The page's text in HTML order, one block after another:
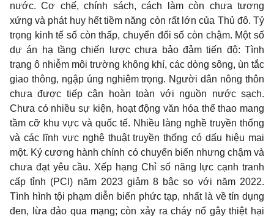
nước. Cơ chế, chính sách, cách làm còn chưa tương
xứng và phát huy hết tiềm năng còn rất lớn của Thủ đô. Tỷ
trọng kinh tế số còn thấp, chuyển đổi số còn chậm. Một số
dự án hạ tầng chiến lược chưa bảo đảm tiến độ: Tình
trạng ô nhiễm môi trường không khí, các dòng sông, ùn tắc
giao thông, ngập úng nghiêm trọng. Người dân nông thôn
chưa được tiếp cận hoàn toàn với nguồn nước sạch.
Chưa có nhiều sự kiện, hoạt động văn hóa thể thao mang
tầm cỡ khu vực và quốc tế. Nhiều làng nghề truyền thống
và các lĩnh vực nghệ thuật truyền thống có dấu hiệu mai
một. Kỷ cương hành chính có chuyển biến nhưng chậm và
chưa đạt yêu cầu. Xếp hạng Chỉ số năng lực cạnh tranh
cấp tỉnh (PCI) năm 2023 giảm 8 bậc so với năm 2022.
Tình hình tội phạm diễn biến phức tạp, nhất là về tín dụng
đen, lừa đảo qua mạng; còn xảy ra cháy nổ gây thiệt hại